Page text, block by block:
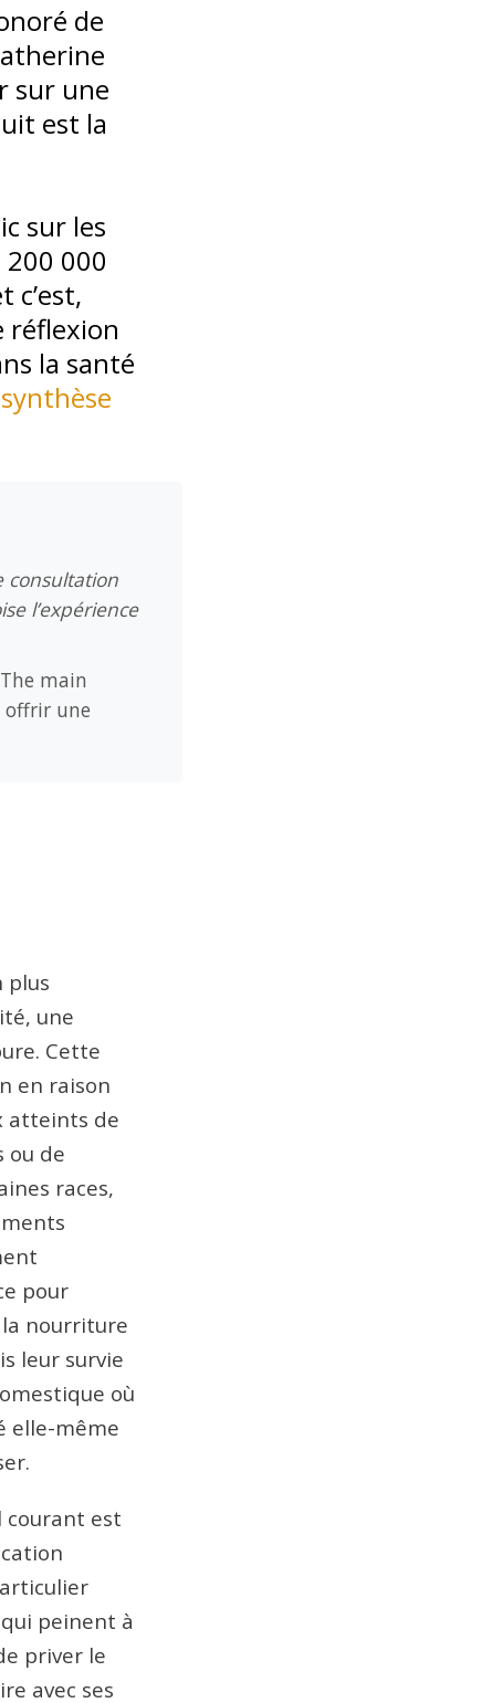
de
sur une
est la
sur les
000
c’est,
réflexion
la santé
consultation
l’expérience
main
offrir une
plus
une
Cette
en raison
atteints de
ou de
races,
pour
nourriture
leur survie
où
elle-même
courant est
peinent à
priver le
avec ses